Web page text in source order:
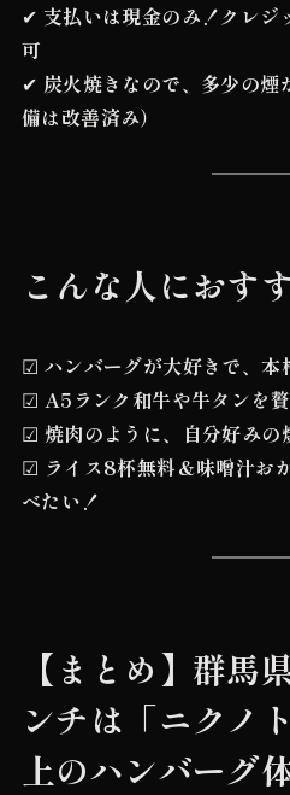
✔ 支払いは現金のみ！クレ
可
✔ 炭火焼きなので、多少の
備は改善済み）
こんな人におす
☑ ハンバーグが大好きで、本
☑ A5ランク和牛や牛タンを
☑ 焼肉のように、自分好みの
☑ ライス8杯無料＆味噌汁お
べたい！
【まとめ】群馬
ンチは「ニクノ
上のハンバーグ